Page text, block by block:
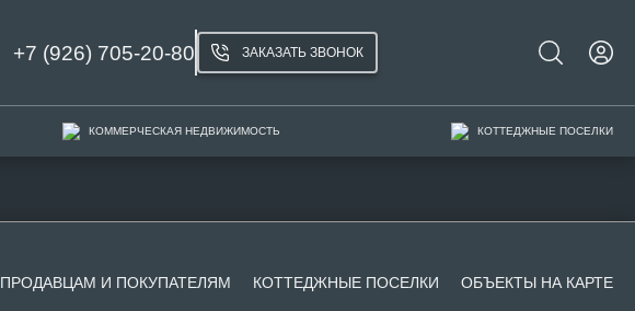
+7 (926) 705-20-80 ЗАКАЗАТЬ ЗВОНОК
КОММЕРЧЕСКАЯ НЕДВИЖИМОСТЬ КОТТЕДЖНЫЕ ПОСЕЛКИ
ПРОДАВЦАМ И ПОКУПАТЕЛЯМ КОТТЕДЖНЫЕ ПОСЕЛКИ ОБЪЕКТЫ НА КАРТЕ